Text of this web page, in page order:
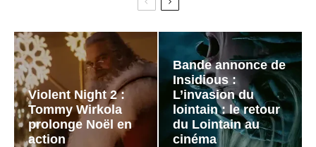
Violent Night 2 :
Tommy Wirkola
prolonge Noël en
action
Bande annonce de
Insidious :
L’invasion du
lointain : le retour
du Lointain au
cinéma